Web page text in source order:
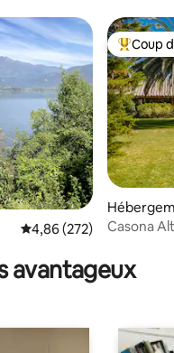
: 4,92 sur 5
Évaluation moyenne sur
4,86 (272)
Coups
Coup
Casona
avantageux